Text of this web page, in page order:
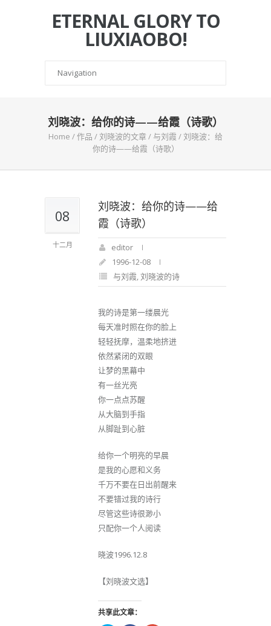
ETERNAL GLORY TO
LIUXIAOBO!
刘晓波：给你的诗——给霞（诗歌）
Home /作品 /刘晓波的文章/ 与刘霞 /刘晓波：给
你的诗——给霞（诗歌）
08
十二月
刘晓波：给你的诗——给
霞（诗歌）
editor
1996-12-08
与刘霞,刘晓波的诗
我的诗是第一缕晨光
每天准时照在你的脸上
轻轻抚摩，温柔地挤进
依然紧闭的双眼
让梦的黑幕中
有一丝光亮
你一点点苏醒
从大脑到手指
从脚趾到心脏
给你一个明亮的早晨
是我的心愿和义务
千万不要在日出前醒来
不要错过我的诗行
尽管这些诗很渺小
只配你一个人阅读
晓波1996.12.8
【刘晓波文选】
共享此文章：